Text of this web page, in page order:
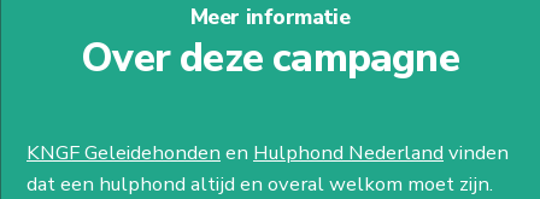
Meer informatie
Over deze campagne
KNGF Geleidehonden en Hulphond Nederland vinden
dat een hulphond altijd en overal welkom moet zijn.